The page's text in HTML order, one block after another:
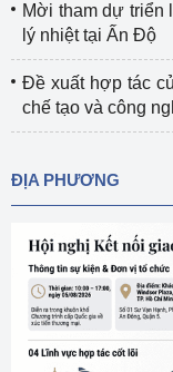
Mời tham dự triển
lý nhiệt tại Ấn Độ
Đề xuất hợp tác
chế tạo và công
ĐỊA PHƯƠNG